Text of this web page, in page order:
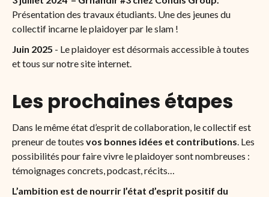
Présentation des travaux étudiants. Une des jeunes du
collectif incarne le plaidoyer par le slam !
Juin 2025 - Le plaidoyer est désormais accessible à toutes
et tous sur notre site internet.
Les prochaines étapes
Dans le même état d’esprit de collaboration, le collectif est
preneur de toutes vos bonnes idées et contributions. Les
possibilités pour faire vivre le plaidoyer sont nombreuses :
témoignages concrets, podcast, récits…
L’ambition est de nourrir l’état d’esprit positif du